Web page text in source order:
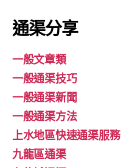
通渠分享
一般文章類
一般通渠技巧
一般通渠新聞
一般通渠方法
上水地區快速通渠服務
九龍區通渠